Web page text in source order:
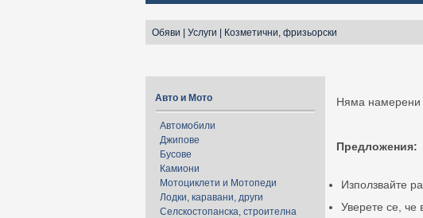
Обяви Услуги Козметични, фризьорски
Авто и Мото
Автомобили
Джипове
Бусове
Камиони
Мотоциклети и Мотопеди
Лодки, каравани, други
Селскостопанска, строителна
Няма намерени
Предложения:
Използвайте
Уверете се, че